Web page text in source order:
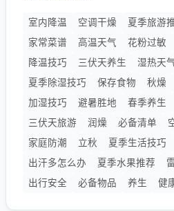
室内降温 空调干燥 夏季旅游
家常菜谱
高温天气 花粉过敏
降温技巧
三伏天养生 湿热天
夏季除湿技巧
保存食物 秋燥
加湿技巧
避暑胜地 春季养生
三伏天旅游
润燥 必备清单
家庭防潮
立秋 夏季生活技巧
出汗多怎么办
夏季水果推荐
出行安全
必备物品 养生 健